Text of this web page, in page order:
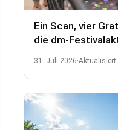
Ein Scan, vier
die dm-
31. Juli 2026·Aktualisiert: